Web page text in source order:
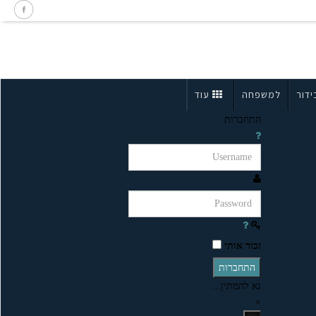
למשפחה עוד
התחברות
זכור אותי
התחברות
נא להמתין...
×